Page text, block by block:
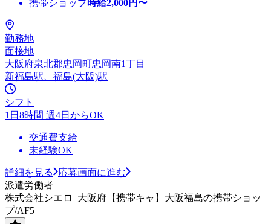
携帯ショップ時給2,000円〜
勤務地
面接地
大阪府泉北郡忠岡町忠岡南1丁目
新福島駅、福島(大阪)駅
シフト
1日8時間 週4日からOK
交通費支給
未経験OK
詳細を見る
応募画面に進む
派遣労働者
株式会社シエロ_大阪府【携帯キャ】大阪福島の携帯ショッ
プ/AF5